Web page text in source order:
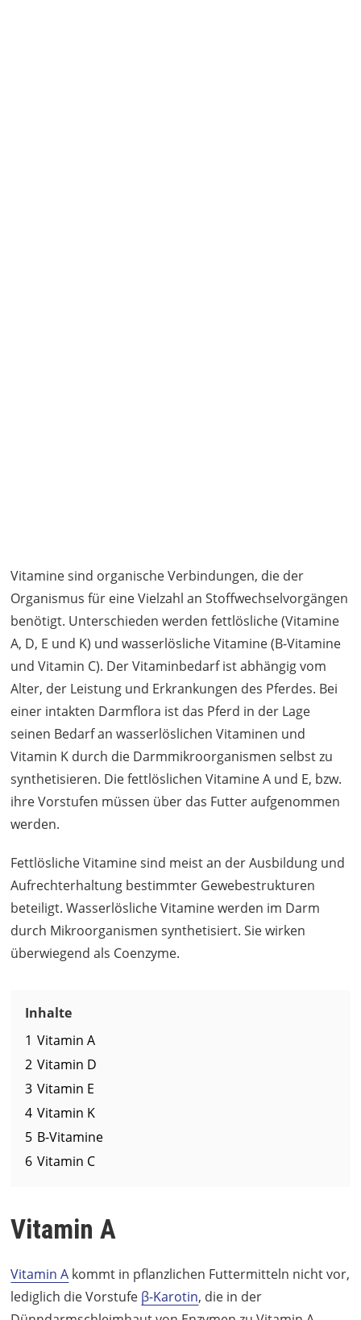
Vitamine sind organische Verbindungen, die der
Organismus für eine Vielzahl an Stoffwechselvorgängen
benötigt. Unterschieden werden fettlösliche (Vitamine
A, D, E und K) und wasserlösliche Vitamine (B-Vitamine
und Vitamin C). Der Vitaminbedarf ist abhängig vom
Alter, der Leistung und Erkrankungen des Pferdes. Bei
einer intakten Darmflora ist das Pferd in der Lage
seinen Bedarf an wasserlöslichen Vitaminen und
Vitamin K durch die Darmmikroorganismen selbst zu
synthetisieren. Die fettlöslichen Vitamine A und E, bzw.
ihre Vorstufen müssen über das Futter aufgenommen
werden.
Fettlösliche Vitamine sind meist an der Ausbildung und
Aufrechterhaltung bestimmter Gewebestrukturen
beteiligt. Wasserlösliche Vitamine werden im Darm
durch Mikroorganismen synthetisiert. Sie wirken
überwiegend als Coenzyme.
Inhalte
1 Vitamin A
2 Vitamin D
3 Vitamin E
4 Vitamin K
5 B-Vitamine
6 Vitamin C
Vitamin A
Vitamin A kommt in pflanzlichen Futtermitteln nicht vor,
lediglich die Vorstufe β-Karotin, die in der